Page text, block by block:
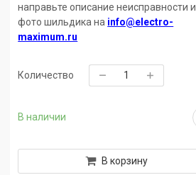
В наличии
направьте описание неисправности и
фото шильдика на info@electro-
maximum.ru
Количество
В корзину